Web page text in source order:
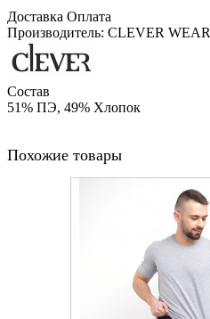
Доставка Оплата
Производитель: CLEVER WEAR
Состав
51% ПЭ, 49% Хлопок
Похожие товары